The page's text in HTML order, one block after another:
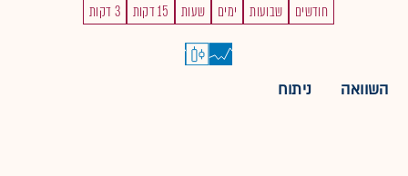
חודשים שבועות ימים שעות 15 דקות 3 דקות
השוואה ניתוח